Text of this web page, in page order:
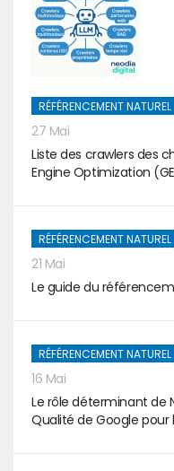
RÉFÉRENCEMENT NATUREL
27 Mai
Liste des crawlers des
Engine Optimization
RÉFÉRENCEMENT NATUREL
21 Mai
Le guide du
RÉFÉRENCEMENT NATUREL
16 Mai
Le rôle déterminant de
Qualité de Google pour